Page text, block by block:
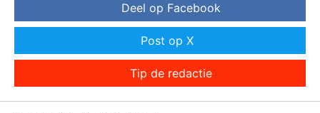
Deel op Facebook
Post op X
Tip de redactie